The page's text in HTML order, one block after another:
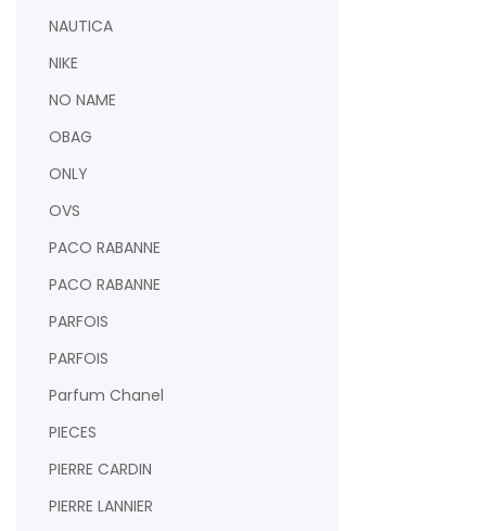
NAUTICA
NIKE
NO NAME
OBAG
ONLY
OVS
PACO RABANNE
PACO RABANNE
PARFOIS
PARFOIS
Parfum Chanel
PIECES
PIERRE CARDIN
PIERRE LANNIER